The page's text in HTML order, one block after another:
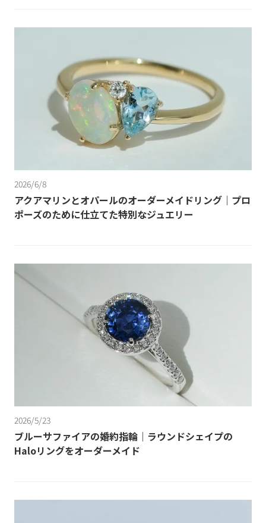
2026/6/8
アクアマリンとオパールのオーダーメイドリング｜プロ
ポーズのために仕立てた特別なジュエリー
2026/5/23
ブルーサファイアの婚約指輪｜ラウンドシェイプの
Haloリングをオーダーメイド